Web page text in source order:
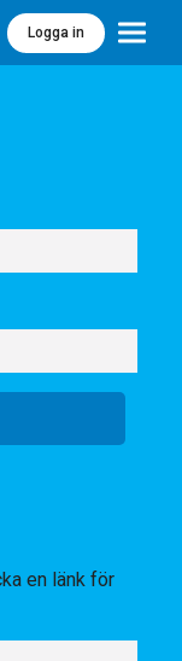
Logga in Meny
en länk för